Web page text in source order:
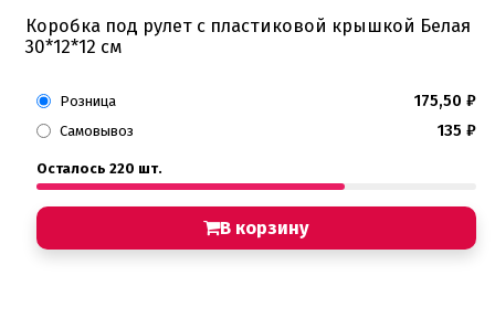
Коробка под рулет с пластиковой крышкой Белая
30*12*12 см
Розница 175,50 ₽
Самовывоз 135 ₽
Осталось 220 шт.
В корзину